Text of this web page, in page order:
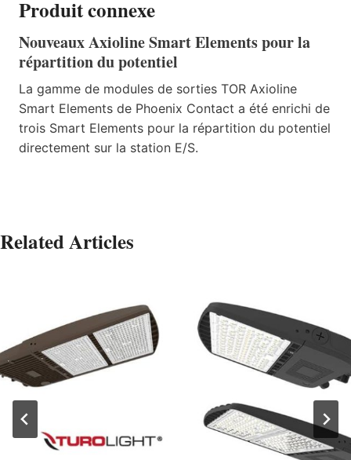
Produit connexe
Nouveaux Axioline Smart Elements pour la
répartition du potentiel
La gamme de modules de sorties TOR Axioline
Smart Elements de Phoenix Contact a été enrichi de
trois Smart Elements pour la répartition du potentiel
directement sur la station E/S.
Related Articles